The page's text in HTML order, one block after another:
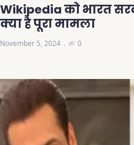
Wikipedia को भारत
क्या है पूरा मामला
November 5, 2024 0